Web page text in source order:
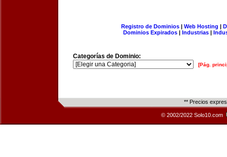
Registro de Dominios| Web Hosting |
Dominios Expirados | Industrias |
Categorías de Dominio:
[Pág.
** Precios
© 2002/2022 Solo10.com